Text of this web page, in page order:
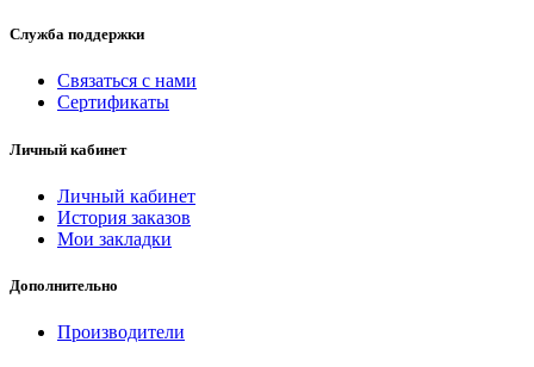
Служба поддержки
Связаться с нами
Сертификаты
Личный кабинет
Личный кабинет
История заказов
Мои закладки
Дополнительно
Производители